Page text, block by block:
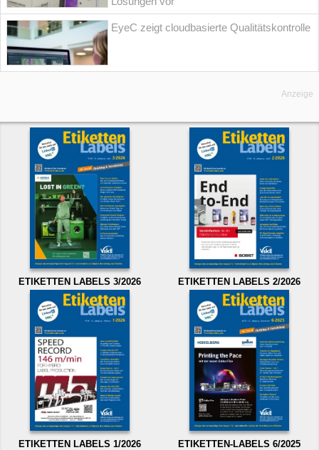
EyeC zeigt cloudbasierte Qualitätskontrolle
Anzeige
ETIKETTEN LABELS 3/2026 ETIKETTEN LABELS 2/2026
ETIKETTEN LABELS 1/2026 ETIKETTEN-LABELS 6/2025